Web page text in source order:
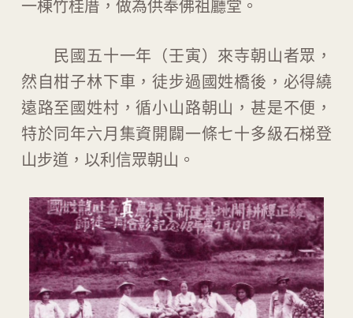
一棟竹桂厝，做為供奉佛祖廳堂。
民國五十一年（壬寅）來寺朝山者眾，
然自柑子林下車，徒步過國姓橋後，必得繞
遠路至國姓村，循小山路朝山，甚是不便，
特於同年六月集資開闢一條七十多級石梯登
山步道，以利信眾朝山。